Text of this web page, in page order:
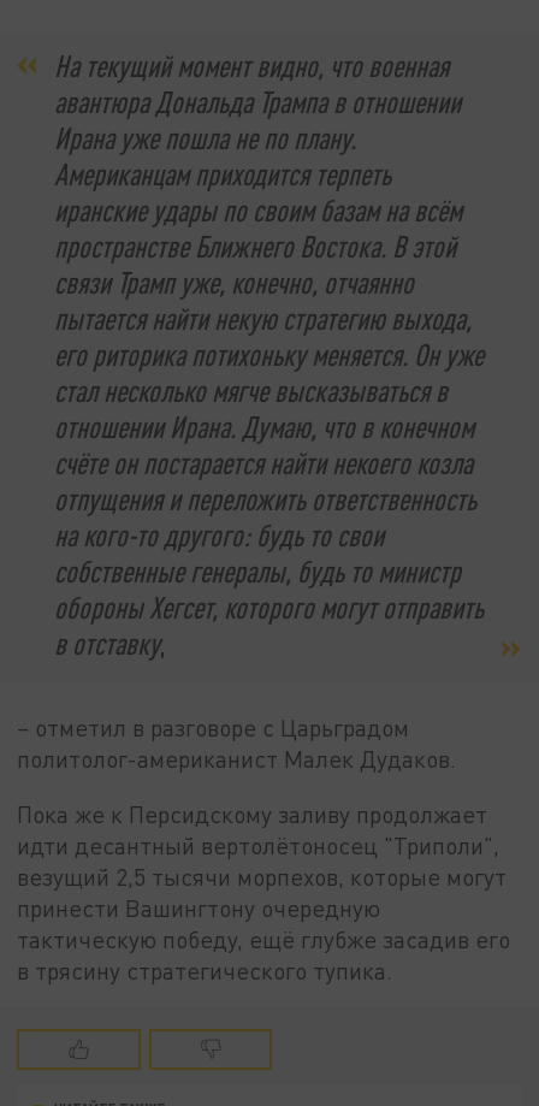
На текущий момент видно, что военная
авантюра Дональда Трампа в отношении
Ирана уже пошла не по плану.
Американцам приходится терпеть
иранские удары по своим базам на всём
пространстве Ближнего Востока. В этой
связи Трамп уже, конечно, отчаянно
пытается найти некую стратегию выхода,
его риторика потихоньку меняется. Он уже
стал несколько мягче высказываться в
отношении Ирана. Думаю, что в конечном
счёте он постарается найти некоего козла
отпущения и переложить ответственность
на кого-то другого: будь то свои
собственные генералы, будь то министр
обороны Хегсет, которого могут отправить
в отставку,
– отметил в разговоре с Царьградом
политолог-американист Малек Дудаков.
Пока же к Персидскому заливу продолжает
идти десантный вертолётоносец "Триполи",
везущий 2,5 тысячи морпехов, которые могут
принести Вашингтону очередную
тактическую победу, ещё глубже засадив его
в трясину стратегического тупика.